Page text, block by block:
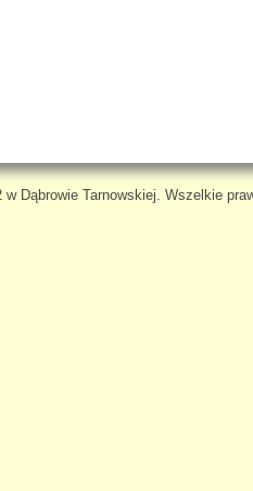
Dąbrowie Tarnowskiej. Wszelkie